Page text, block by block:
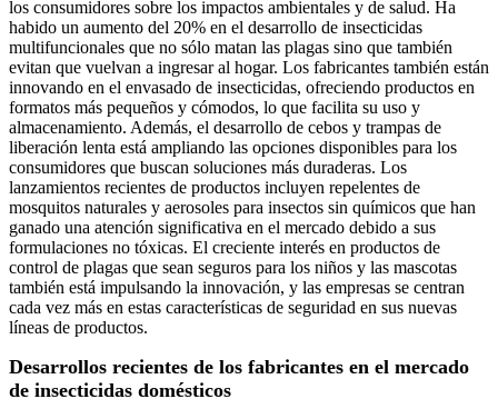
los consumidores sobre los impactos ambientales y de salud. Ha
habido un aumento del 20% en el desarrollo de insecticidas
multifuncionales que no sólo matan las plagas sino que también
evitan que vuelvan a ingresar al hogar. Los fabricantes también están
innovando en el envasado de insecticidas, ofreciendo productos en
formatos más pequeños y cómodos, lo que facilita su uso y
almacenamiento. Además, el desarrollo de cebos y trampas de
liberación lenta está ampliando las opciones disponibles para los
consumidores que buscan soluciones más duraderas. Los
lanzamientos recientes de productos incluyen repelentes de
mosquitos naturales y aerosoles para insectos sin químicos que han
ganado una atención significativa en el mercado debido a sus
formulaciones no tóxicas. El creciente interés en productos de
control de plagas que sean seguros para los niños y las mascotas
también está impulsando la innovación, y las empresas se centran
cada vez más en estas características de seguridad en sus nuevas
líneas de productos.
Desarrollos recientes de los fabricantes en el mercado
de insecticidas domésticos